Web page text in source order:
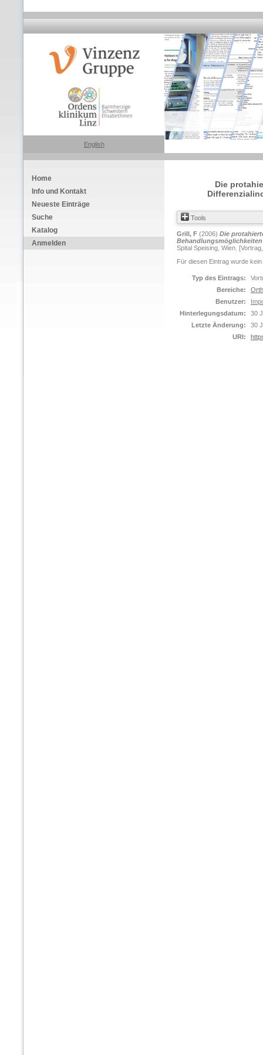
English
Home
Info und Kontakt
Neueste Einträge
Suche
Katalog
Anmelden
Die
Tools
Grill, F (2006) Die
Spital Speising, Wien.
Für diesen Eintrag wurde
Typ des Eintrags:
Bereiche:
Benutzer:
Hinterlegungsdatum:
30
Letzte Änderung:
30
URI: